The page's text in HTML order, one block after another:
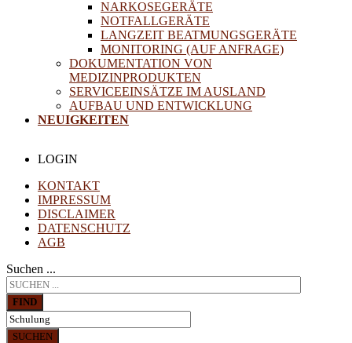
NARKOSEGERÄTE
NOTFALLGERÄTE
LANGZEIT BEATMUNGSGERÄTE
MONITORING (AUF ANFRAGE)
DOKUMENTATION VON
MEDIZINPRODUKTEN
SERVICEEINSÄTZE IM AUSLAND
AUFBAU UND ENTWICKLUNG
NEUIGKEITEN
LOGIN
KONTAKT
IMPRESSUM
DISCLAIMER
DATENSCHUTZ
AGB
Suchen ...
FIND
SUCHEN